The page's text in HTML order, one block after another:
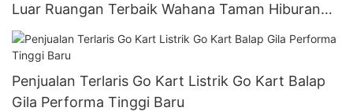
Luar Ruangan Terbaik Wahana Taman Hiburan
Anak-anak Dewasa Naik Mobil Bumper
Penjualan Terlaris Go Kart Listrik Go Kart Balap
Gila Performa Tinggi Baru